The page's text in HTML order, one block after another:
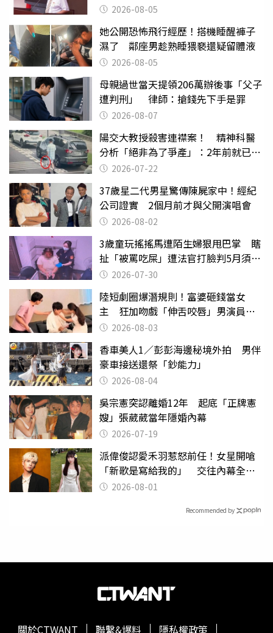
2026-08-05
她公開恐怖飛行經歷！搭機睡醒褲子
濕了 鄰座男趁熟睡猥褻還疑留體液
2026-08-05
母親過世當天提領206萬辦後事「父子
遭判刑」 律師：搶錢先下手是罪
2026-08-07
陽交大教授殺害連襟案！ 精神科醫
分析「絕非為了爭產」：2年前就已言
行詭異
2026-07-22
37歲星二代男星驚傳陳屍家中！經紀
公司證實 2個月前才與父開演唱會
2026-08-02
3歲童玩搖搖馬遭陌生婦狠甩巴掌 瞎
扯「被罵吃屎」遭法官打臉判5月須入
監 2026-07-30
陸短劇圈爆潛規則！富婆砸錢當女
主 狂加吻戲「伸舌咬唇」男演員崩
潰 2026-08-03
香車美人1／彭彭海邊秘境外拍 男伴
豪車接送還祭「鈔能力」
2026-08-04
吳宗憲突認離婚12年 起底「正牌憲
嫂」張葳葳當年隱婚內幕
2026-07-19
派偉俊認愛禾羽惹怒前任！女星開嗆
「新歌是寫給我的」 交往內幕全說
了 2026-08-01
Recommended by
關於CTWANT 聯繫&爆料 隱私權政策